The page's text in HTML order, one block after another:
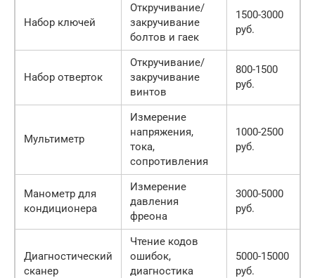
Набор ключей
Откручивание/
закручивание
болтов и гаек
1500-3000
руб.
Набор отверток
Откручивание/
закручивание
винтов
800-1500
руб.
Мультиметр
Измерение
напряжения,
тока,
сопротивления
1000-2500
руб.
Манометр для
кондиционера
Измерение
давления
фреона
3000-5000
руб.
Диагностический
сканер
Чтение кодов
ошибок,
диагностика
5000-15000
руб.